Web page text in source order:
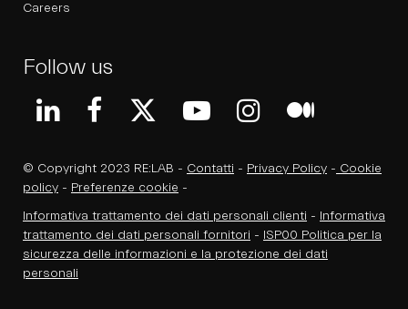
Careers
Follow us
© Copyright 2023 RE:LAB - Contatti - Privacy Policy - Cookie
policy - Preferenze cookie -
Informativa trattamento dei dati personali clienti - Informativa
trattamento dei dati personali fornitori - ISP00 Politica per la
sicurezza delle informazioni e la protezione dei dati
personali